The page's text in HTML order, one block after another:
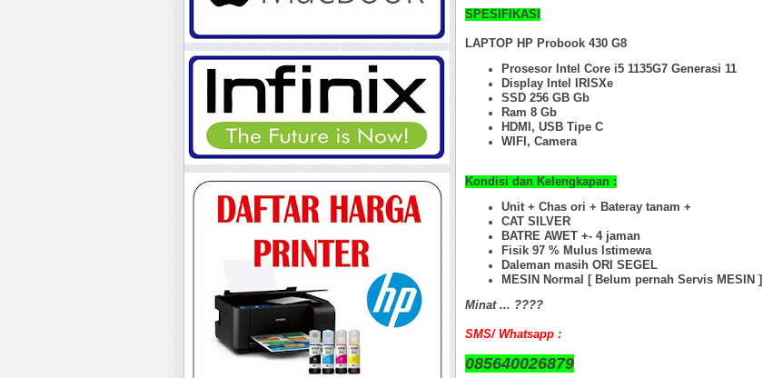
SPESIFIKASI
LAPTOP HP Probook 430 G8
Prosesor Intel Core i5 1135G7 Generasi 11
Display Intel IRISXe
SSD 256 GB Gb
Ram 8 Gb
HDMI, USB Tipe C
WIFI, Camera
Kondisi dan Kelengkapan :
Unit + Chas ori + Bateray tanam +
CAT SILVER
BATRE AWET +- 4 jaman
Fisik 97 % Mulus Istimewa
Daleman masih ORI SEGEL
MESIN Normal [ Belum pernah Servis MESIN ]
Minat ... ????
SMS/ Whatsapp :
085640026879